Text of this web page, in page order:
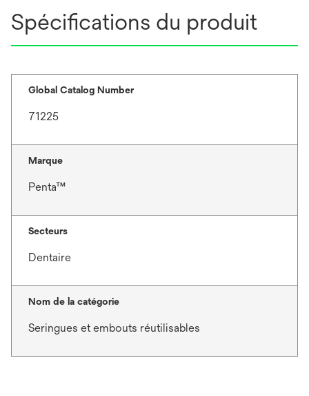
Spécifications du produit
Global Catalog Number
71225
Marque
Penta™
Secteurs
Dentaire
Nom de la catégorie
Seringues et embouts réutilisables